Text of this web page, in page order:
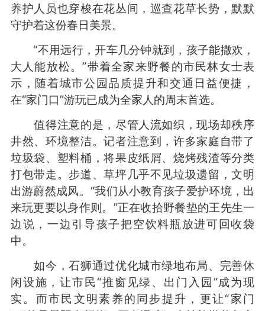
养护人员也穿梭在花丛间，巡查花草长势，默默
守护着这份春日美景。
“不用远行，开车几分钟就到，孩子能撒欢，
大人能放松。”带着全家来野餐的市民林女士表
示，随着城市公园品质提升和交通日益便捷，
在“家门口”游玩已成为全家人的周末首选。
值得注意的是，尽管人流如织，现场却秩序
井然、环境整洁。记者注意到，许多家庭自带了
垃圾袋、塑料桶，将果皮纸屑、烧烤残渣等分类
打包带走。步道、草坪几乎不见垃圾遗留，文明
出游蔚然成风。“我们从小教育孩子爱护环境，出
来玩更要以身作则。”正在收拾野餐垫的王先生一
边说，一边引导孩子把空饮料瓶放进可回收袋
中。
如今，石狮通过优化城市绿地布局、完善休
闲设施，让市民“推窗见绿、出门入园”成为现
实。而市民文明素养的同步提升，更让“家门